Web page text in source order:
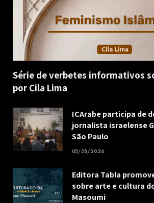
Série de verbetes informativos
por Cila Lima
ICArabe participa de
jornalista israelense
São Paulo
05/08/2026
Editora Tabla
sobre arte e cultura
Masoumi